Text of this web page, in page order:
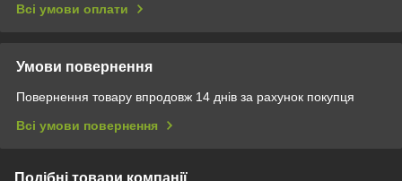
Всі умови оплати
Умови повернення
Повернення товару впродовж 14 днів за рахунок покупця
Всі умови повернення
Подібні товари компанії